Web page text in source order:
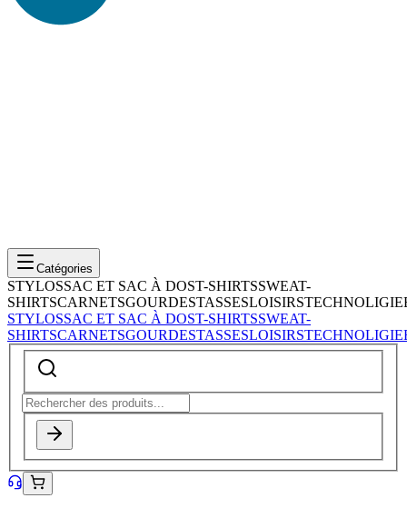
Catégories
STYLOSSAC ET SAC À DOST-SHIRTSSWEAT-
SHIRTSCARNETSGOURDESTASSESLOISIRSTECHNOLIGIE
STYLOSSAC ET SAC À DOST-SHIRTSSWEAT-
SHIRTSCARNETSGOURDESTASSESLOISIRSTECHNOLIGIE